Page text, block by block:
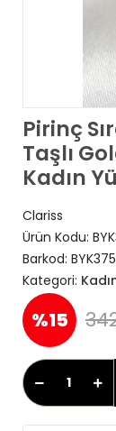
Pirinç
Taşlı
Kadın
Clariss
Ürün Kodu:
Barkod:
Kategori:
%15